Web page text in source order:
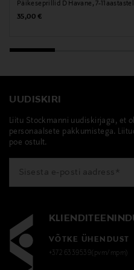
Päikeseprillid D Havane, 7-
Original Price
35,00 €
UUDISKIRI
Liitu Stockmanni uudiskirjaga, et
personaalsete pakkumistega.
poe ostult.
VÕTKE ÜHENDUST
+372 6339539(pvm/mpm)